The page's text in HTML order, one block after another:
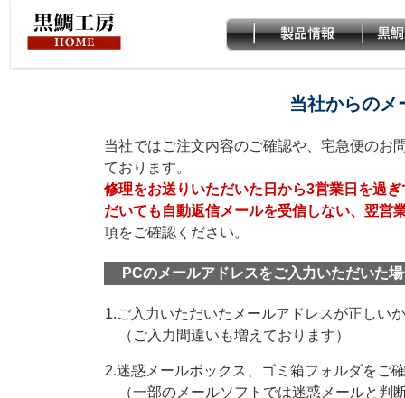
当社からのメ
当社ではご注文内容のご確認や、宅急便のお
ております。
修理をお送りいただいた日から3営業日を過
だいても自動返信メールを受信しない、翌営
項をご確認ください。
PCのメールアドレスをご入力いただいた
1.ご入力いただいたメールアドレスが正しい
（ご入力間違いも増えております）
2.迷惑メールボックス、ゴミ箱フォルダをご
（一部のメールソフトでは迷惑メールと